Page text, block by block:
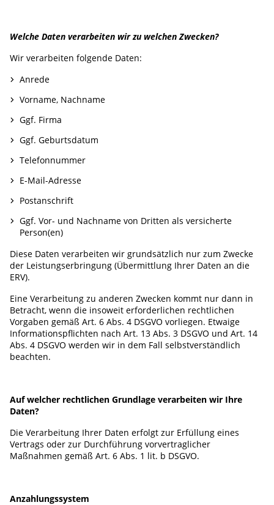
Welche Daten verarbeiten wir zu welchen Zwecken?
Wir verarbeiten folgende Daten:
Anrede
Vorname, Nachname
Ggf. Firma
Ggf. Geburtsdatum
Telefonnummer
E-Mail-Adresse
Postanschrift
Ggf. Vor- und Nachname von Dritten als versicherte
Person(en)
Diese Daten verarbeiten wir grundsätzlich nur zum Zwecke
der Leistungserbringung (Übermittlung Ihrer Daten an die
ERV).
Eine Verarbeitung zu anderen Zwecken kommt nur dann in
Betracht, wenn die insoweit erforderlichen rechtlichen
Vorgaben gemäß Art. 6 Abs. 4 DSGVO vorliegen. Etwaige
Informationspflichten nach Art. 13 Abs. 3 DSGVO und Art. 14
Abs. 4 DSGVO werden wir in dem Fall selbstverständlich
beachten.
Auf welcher rechtlichen Grundlage verarbeiten wir Ihre
Daten?
Die Verarbeitung Ihrer Daten erfolgt zur Erfüllung eines
Vertrags oder zur Durchführung vorvertraglicher
Maßnahmen gemäß Art. 6 Abs. 1 lit. b DSGVO.
Anzahlungssystem